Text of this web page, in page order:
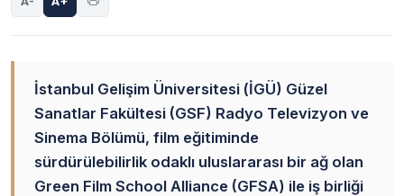
İstanbul Gelişim Üniversitesi (İGÜ) Güzel
Sanatlar Fakültesi (GSF) Radyo Televizyon ve
Sinema Bölümü, film eğitiminde
sürdürülebilirlik odaklı uluslararası bir ağ olan
Green Film School Alliance (GFSA) ile iş birliği